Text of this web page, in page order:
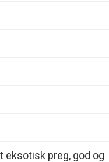
eksotisk preg, god og